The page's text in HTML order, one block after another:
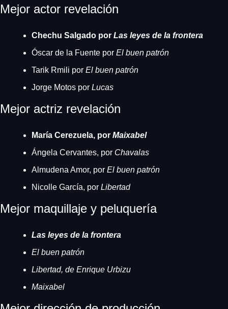
Mejor actor revelación
Chechu Salgado por Las leyes de la frontera
Óscar de la Fuente por El buen patrón
Tarik Rmili por El buen patrón
Jorge Motos por Lucas
Mejor actriz revelación
María Cerezuela, por Maixabel
Ángela Cervantes, por Chavalas
Almudena Amor, por El buen patrón
Nicolle García, por Libertad
Mejor maquillaje y peluquería
Las leyes de la frontera
El buen patrón
Libertad, de Enrique Urbizu
Maixabel